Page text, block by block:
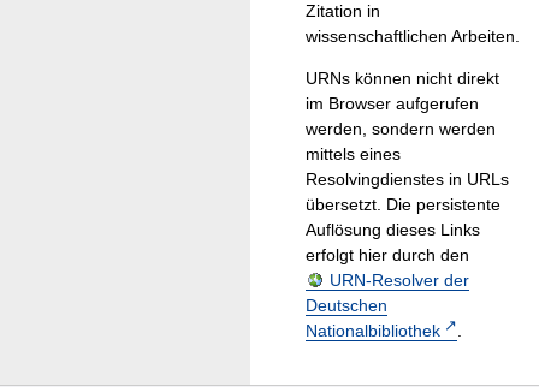
Zitation in
wissenschaftlichen Arbeiten.
URNs können nicht direkt
im Browser aufgerufen
werden, sondern werden
mittels eines
Resolvingdienstes in URLs
übersetzt. Die persistente
Auflösung dieses Links
erfolgt hier durch den
URN-Resolver der
Deutschen
Nationalbibliothek
.